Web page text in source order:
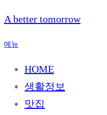
내
으
A better tomorrow
메뉴
HOME
생활정보
맛집